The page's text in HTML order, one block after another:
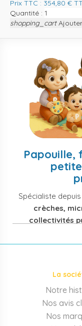
Prix TTC : 354,80 €
Quantité :
shopping_cart
Papouille,
Spécialiste
crèches,
collectivités
puériculture,
d'accueil de la
Mobilier
Lits crèche en
La
Notre
Nos avis
Nos